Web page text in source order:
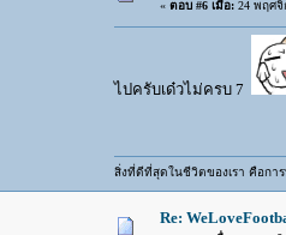
« ตอบ #6 เมื่อ:24 พฤศจิ
ไปครับเด๋วไม่ครบ 7
สิ่งที่ดีที่สุดในชีวิตของเรา คือกา
Re: